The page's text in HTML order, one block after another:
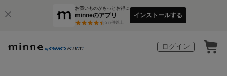
お買いものがもっとお得に
minneのアプリ
3万件以上
インストールする
ログイン